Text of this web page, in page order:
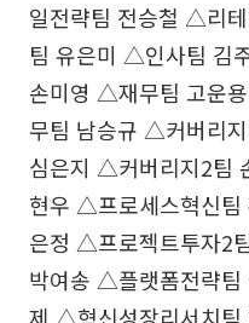
일전략팀 전승철 △리
팀 유은미 △인사팀 김
손미영 △재무팀 고운
무팀 남승규 △커버리
심은지 △커버리지2팀
현우 △프로세스혁신
은정 △프로젝트투자2
박여송 △플랫폼전략